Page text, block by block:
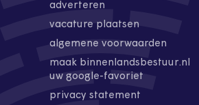
adverteren
vacature plaatsen
algemene voorwaarden
maak binnenlandsbestuur.nl
uw google-favoriet
privacy statement